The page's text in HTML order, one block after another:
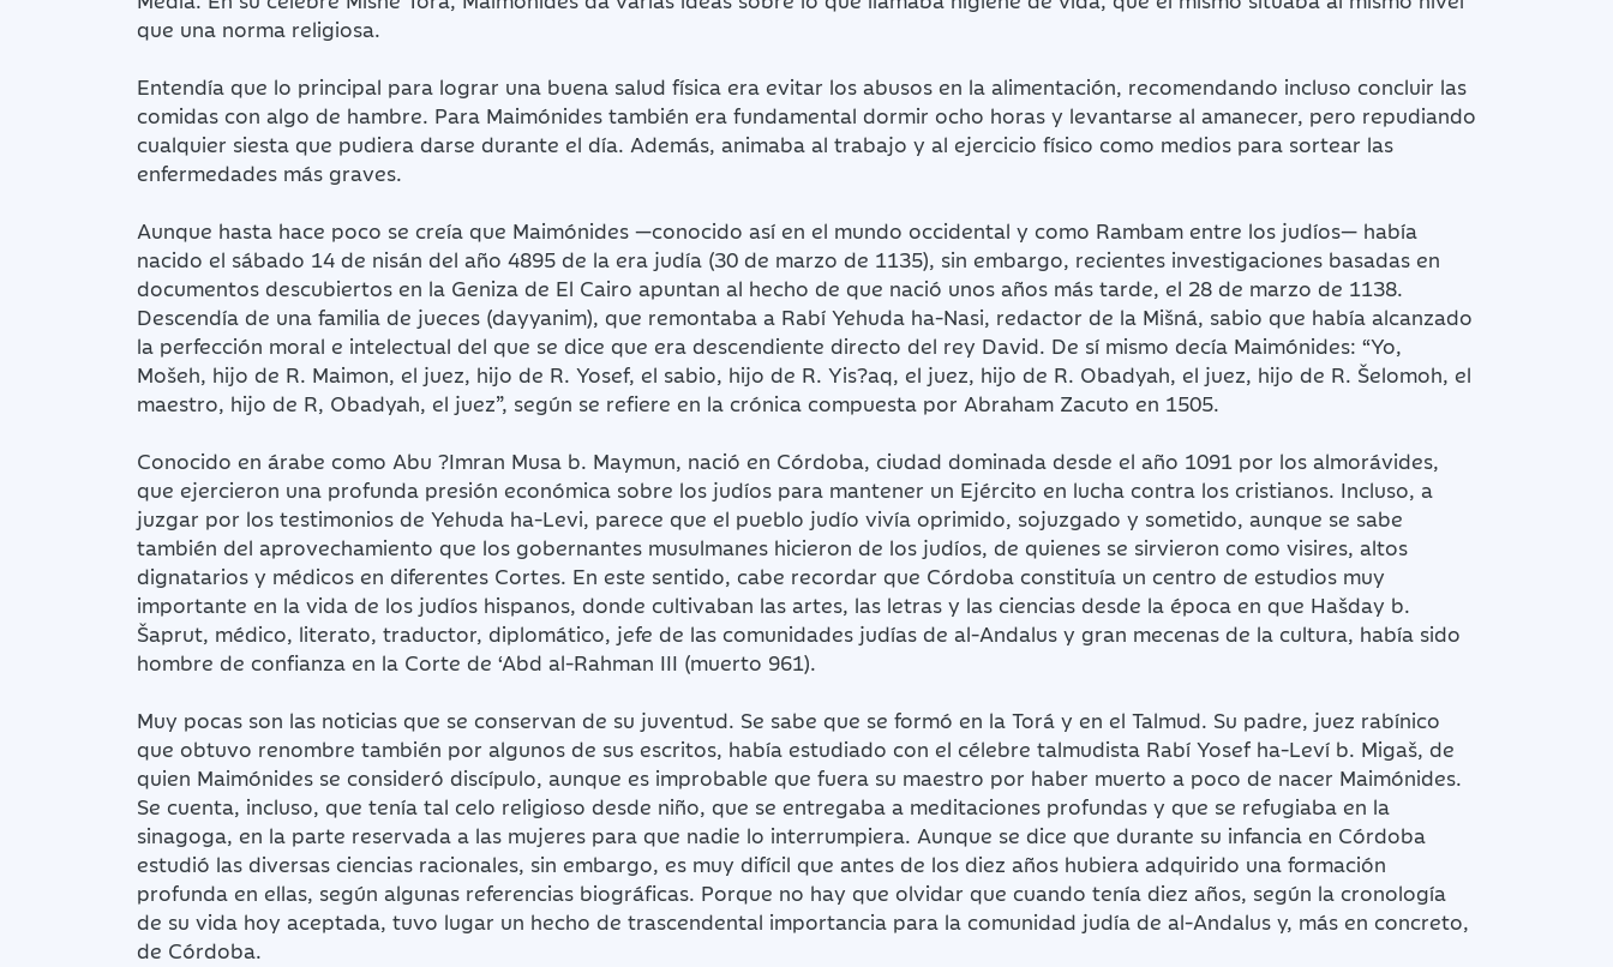
que una norma religiosa.
Entendía que lo principal para lograr una buena salud física era evitar los abusos en la alimentación, recomendando incluso concluir las
comidas con algo de hambre. Para Maimónides también era fundamental dormir ocho horas y levantarse al amanecer, pero repudiando
cualquier siesta que pudiera darse durante el día. Además, animaba al trabajo y al ejercicio físico como medios para sortear las
enfermedades más graves.
Aunque hasta hace poco se creía que Maimónides —conocido así en el mundo occidental y como Rambam entre los judíos— había
nacido el sábado 14 de nisán del año 4895 de la era judía (30 de marzo de 1135), sin embargo, recientes investigaciones basadas en
documentos descubiertos en la Geniza de El Cairo apuntan al hecho de que nació unos años más tarde, el 28 de marzo de 1138.
Descendía de una familia de jueces (dayyanim), que remontaba a Rabí Yehuda ha-Nasi, redactor de la Mišná, sabio que había alcanzado
la perfección moral e intelectual del que se dice que era descendiente directo del rey David. De sí mismo decía Maimónides: “Yo,
Mošeh, hijo de R. Maimon, el juez, hijo de R. Yosef, el sabio, hijo de R. Yis?aq, el juez, hijo de R. Obadyah, el juez, hijo de R. Šelomoh, el
maestro, hijo de R, Obadyah, el juez”, según se refiere en la crónica compuesta por Abraham Zacuto en 1505.
Conocido en árabe como Abu ?Imran Musa b. Maymun, nació en Córdoba, ciudad dominada desde el año 1091 por los almorávides,
que ejercieron una profunda presión económica sobre los judíos para mantener un Ejército en lucha contra los cristianos. Incluso, a
juzgar por los testimonios de Yehuda ha-Levi, parece que el pueblo judío vivía oprimido, sojuzgado y sometido, aunque se sabe
también del aprovechamiento que los gobernantes musulmanes hicieron de los judíos, de quienes se sirvieron como visires, altos
dignatarios y médicos en diferentes Cortes. En este sentido, cabe recordar que Córdoba constituía un centro de estudios muy
importante en la vida de los judíos hispanos, donde cultivaban las artes, las letras y las ciencias desde la época en que Hašday b.
Šaprut, médico, literato, traductor, diplomático, jefe de las comunidades judías de al-Andalus y gran mecenas de la cultura, había sido
hombre de confianza en la Corte de ‘Abd al-Rahman III (muerto 961).
Muy pocas son las noticias que se conservan de su juventud. Se sabe que se formó en la Torá y en el Talmud. Su padre, juez rabínico
que obtuvo renombre también por algunos de sus escritos, había estudiado con el célebre talmudista Rabí Yosef ha-Leví b. Migaš, de
quien Maimónides se consideró discípulo, aunque es improbable que fuera su maestro por haber muerto a poco de nacer Maimónides.
Se cuenta, incluso, que tenía tal celo religioso desde niño, que se entregaba a meditaciones profundas y que se refugiaba en la
sinagoga, en la parte reservada a las mujeres para que nadie lo interrumpiera. Aunque se dice que durante su infancia en Córdoba
estudió las diversas ciencias racionales, sin embargo, es muy difícil que antes de los diez años hubiera adquirido una formación
profunda en ellas, según algunas referencias biográficas. Porque no hay que olvidar que cuando tenía diez años, según la cronología
de su vida hoy aceptada, tuvo lugar un hecho de trascendental importancia para la comunidad judía de al-Andalus y, más en concreto,
de Córdoba.